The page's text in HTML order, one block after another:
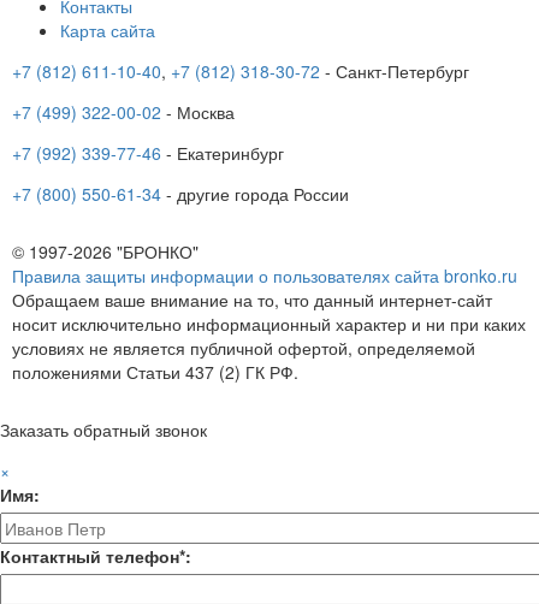
Контакты
Карта сайта
+7 (812) 611-10-40, +7 (812) 318-30-72 - Санкт-Петербург
+7 (499) 322-00-02 - Москва
+7 (992) 339-77-46 - Екатеринбург
+7 (800) 550-61-34 - другие города России
© 1997-2026 "БРОНКО"
Правила защиты информации о пользователях сайта bronko.ru
Обращаем ваше внимание на то, что данный интернет-сайт
носит исключительно информационный характер и ни при каких
условиях не является публичной офертой, определяемой
положениями Статьи 437 (2) ГК РФ.
Заказать обратный звонок
×
Имя:
Контактный телефон*: